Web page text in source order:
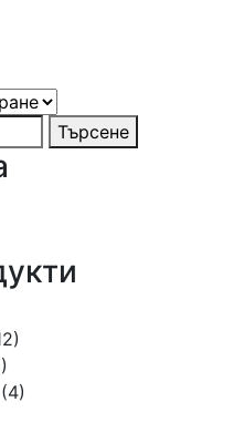
Търсене
(4)